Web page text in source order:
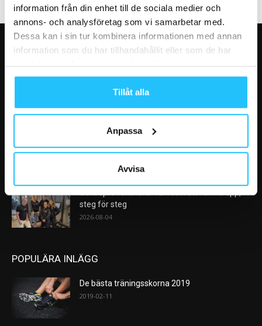
information från din enhet till de sociala medier och
annons- och analysföretag som vi samarbetar med.
Dessa kan i sin tur kombinera informationen med annan
information som du har tillhandahållit eller som de har
Tillåt alla
Anpassa
Avvisa
VÅRA FAVORITER
efter träningspasset
Analys: Europas gymmarknad går in i en ny
konsolideringsfas – och...
steg för steg
2026-08-04
POPULÄRA INLÄGG
De bästa träningsskorna 2019
2019-02-11